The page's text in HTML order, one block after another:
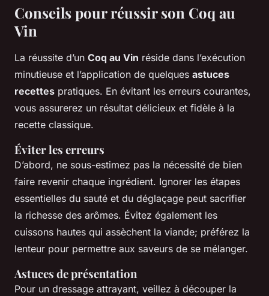
Conseils pour réussir son Coq au
Vin
La réussite d’un Coq au Vin réside dans l’exécution
minutieuse et l’application de quelques astuces
recettes pratiques. En évitant les erreurs courantes,
vous assurerez un résultat délicieux et fidèle à la
recette classique.
Éviter les erreurs
D’abord, ne sous-estimez pas la nécessité de bien
faire revenir chaque ingrédient. Ignorer les étapes
essentielles du sauté et du déglaçage peut sacrifier
la richesse des arômes. Évitez également les
cuissons hautes qui assèchent la viande; préférez la
lenteur pour permettre aux saveurs de se mélanger.
Astuces de présentation
Pour un dressage attrayant, veillez à découper la